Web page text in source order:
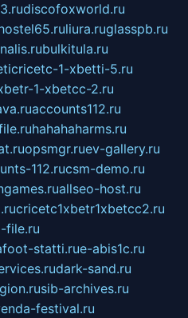
discofoxworld.ru
liura.ruglasspb.ru
bulkitula.ru
1-xbetti-5.ru
1-xbetcc-2.ru
accounts112.ru
hahahaharms.ru
opsmgr.ruev-gallery.ru
112.rucsm-demo.ru
allseo-host.ru
cricetc1xbetr1xbetcc2.ru
file.ru
statti.rue-abis1c.ru
dark-sand.ru
sib-archives.ru
festival.ru